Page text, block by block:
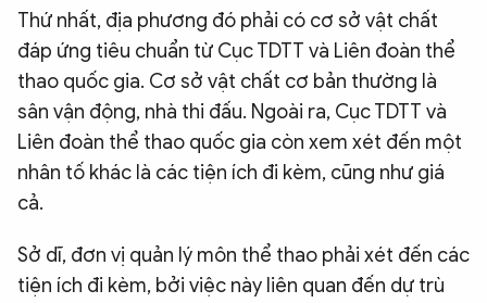
Thứ nhất, địa phương đó phải có cơ sở vật chất
đáp ứng tiêu chuẩn từ Cục TDTT và Liên đoàn thể
thao quốc gia. Cơ sở vật chất cơ bản thường là
sân vận động, nhà thi đấu. Ngoài ra, Cục TDTT và
Liên đoàn thể thao quốc gia còn xem xét đến một
nhân tố khác là các tiện ích đi kèm, cũng như giá
cả.
Sở dĩ, đơn vị quản lý môn thể thao phải xét đến các
tiện ích đi kèm, bởi việc này liên quan đến dự trù